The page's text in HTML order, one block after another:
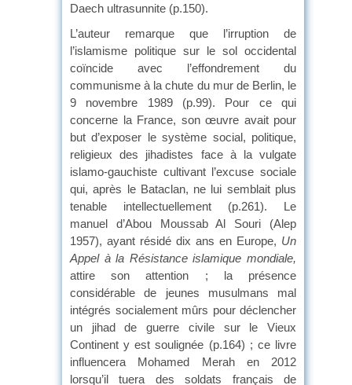
Daech ultrasunnite (p.150).
L’auteur remarque que l’irruption de
l’islamisme politique sur le sol occidental
coïncide avec l’effondrement du
communisme à la chute du mur de Berlin, le
9 novembre 1989 (p.99). Pour ce qui
concerne la France, son œuvre avait pour
but d’exposer le système social, politique,
religieux des jihadistes face à la vulgate
islamo-gauchiste cultivant l’excuse sociale
qui, après le Bataclan, ne lui semblait plus
tenable intellectuellement (p.261). Le
manuel d’Abou Moussab Al Souri (Alep
1957), ayant résidé dix ans en Europe, Un
Appel à la Résistance islamique mondiale,
attire son attention ; la présence
considérable de jeunes musulmans mal
intégrés socialement mûrs pour déclencher
un jihad de guerre civile sur le Vieux
Continent y est soulignée (p.164) ; ce livre
influencera Mohamed Merah en 2012
lorsqu’il tuera des soldats français de